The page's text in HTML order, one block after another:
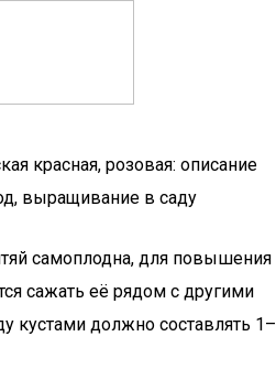
красная, розовая: описание
выращивание в саду
самоплодна, для повышения
сажать её рядом с другими
кустами должно составлять 1–